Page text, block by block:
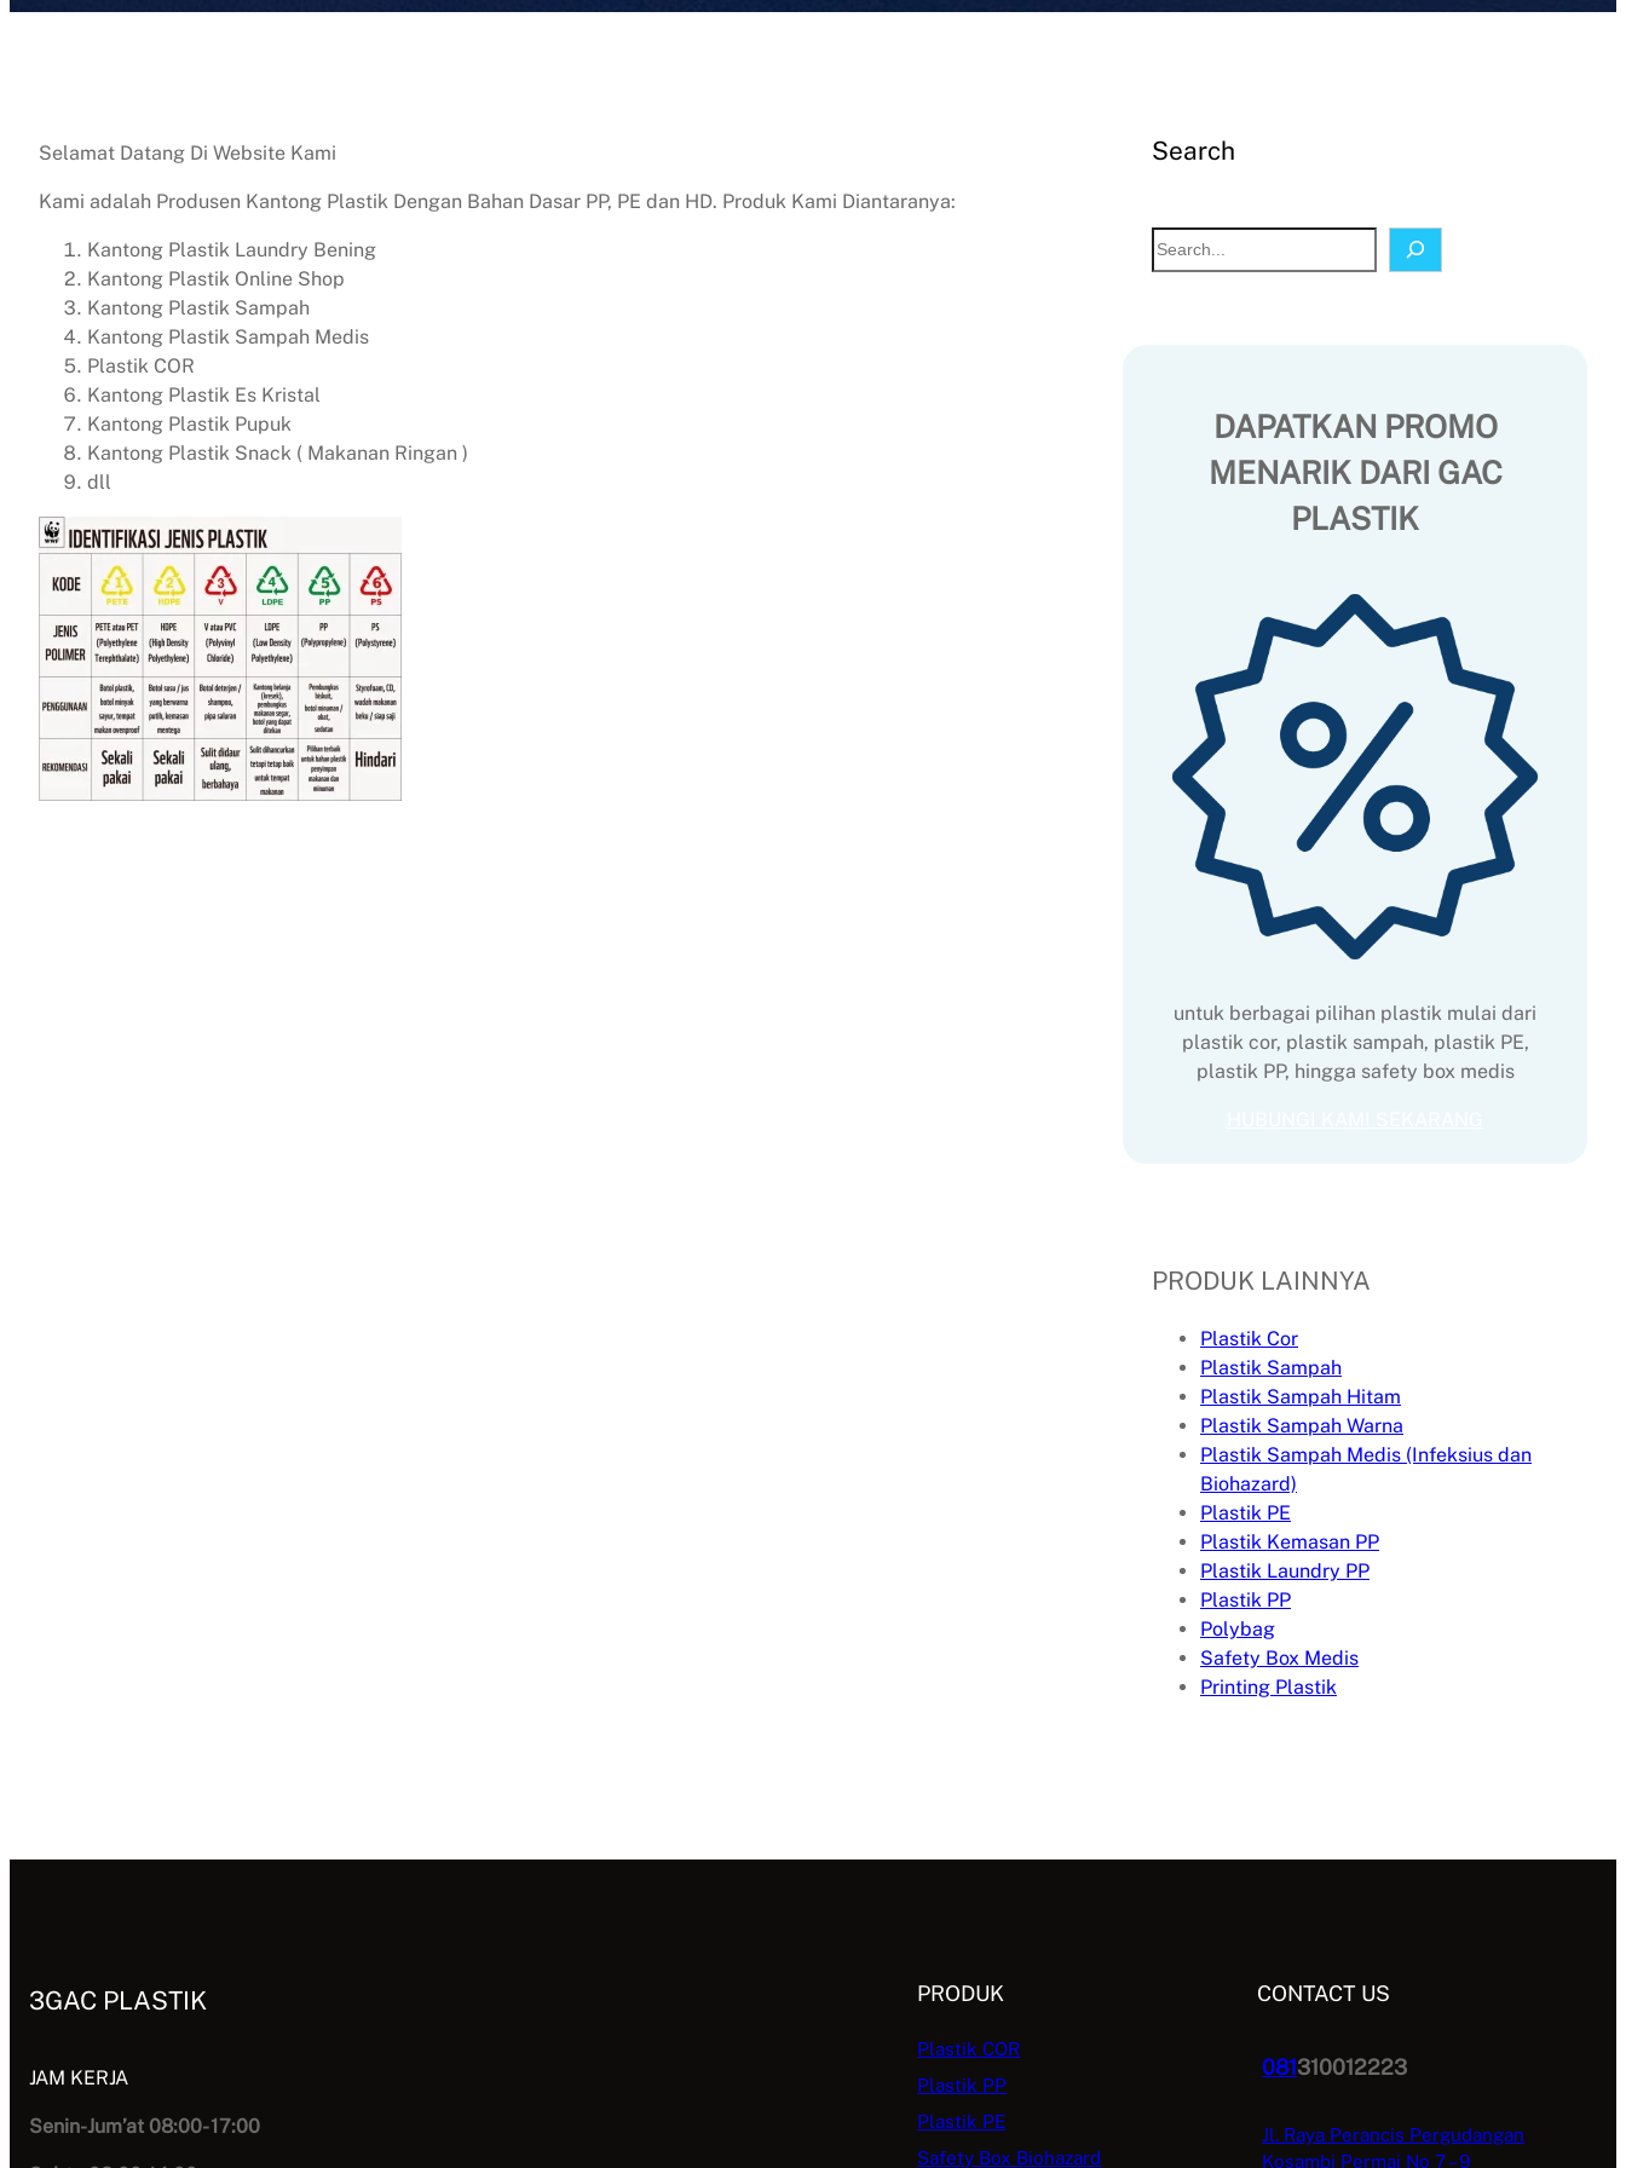
Selamat Datang Di Website Kami
Kami adalah Produsen Kantong Plastik Dengan Bahan Dasar PP, PE dan HD. Produk Kami Diantaranya:
Kantong Plastik Laundry Bening
Kantong Plastik Online Shop
Kantong Plastik Sampah
Kantong Plastik Sampah Medis
Plastik COR
Kantong Plastik Es Kristal
Kantong Plastik Pupuk
Kantong Plastik Snack ( Makanan Ringan )
dll
Search
S
e
DAPATKAN PROMO
MENARIK DARI GAC
PLASTIK
untuk berbagai pilihan plastik mulai dari
plastik cor, plastik sampah, plastik PE,
plastik PP, hingga safety box medis
PRODUK LAINNYA
Plastik Cor
Plastik Sampah
Plastik Sampah Hitam
Plastik Sampah Warna
Plastik Sampah Medis (Infeksius dan
Biohazard)
Plastik PE
Plastik Kemasan PP
Plastik Laundry PP
Plastik PP
Polybag
Safety Box Medis
Printing Plastik
3GAC PLASTIK
JAM KERJA
Senin-Jum’at 08:00- 17:00
PRODUK
Plastik COR
Plastik PP
Plastik PE
Safety Box Biohazard
CONTACT US
081310012223
Jl. Raya Perancis Pergudangan
Kosambi Permai No 7 – 9